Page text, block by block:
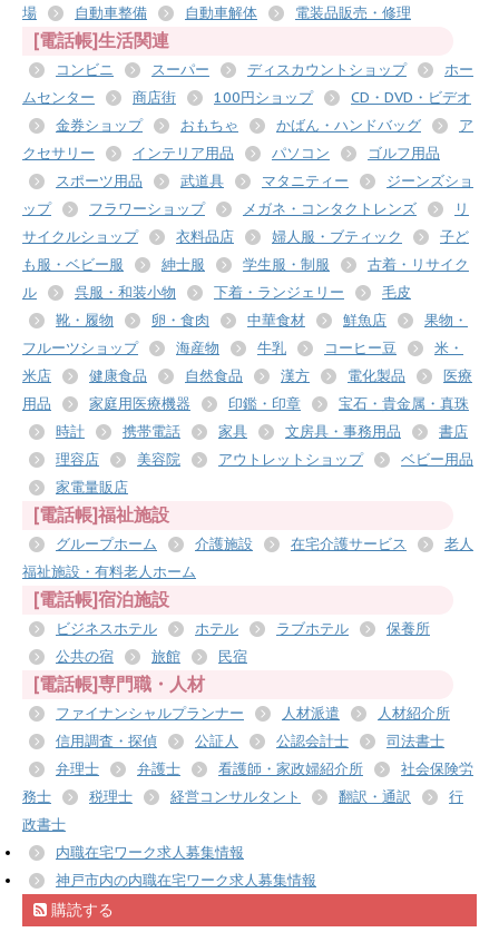
場
自動車整備 自動車解体 電装品販売・修理
[電話帳]生活関連
コンビニ スーパー ディスカウントショップ
ホー
ムセンター
商店街 100円ショップ
CD・DVD・ビデオ
金券ショップ
おもちゃ かばん・ハンドバッグ
ア
クセサリー
インテリア用品 パソコン
ゴルフ用品
スポーツ用品
武道具 マタニティー
ジーンズショ
ップ
フラワーショップ メガネ・コンタクトレンズ
リ
サイクルショップ
衣料品店 婦人服・ブティック
子ど
も服・ベビー服
紳士服 学生服・制服
古着・リサイク
ル
呉服・和装小物 下着・ランジェリー
毛皮
靴・履物
卵・食肉 中華食材 鮮魚店
果物・
フルーツショップ
海産物 牛乳 コーヒー豆
米・
米店
健康食品 自然食品 漢方 電化製品
医療
用品
家庭用医療機器 印鑑・印章
宝石・貴金属・真珠
時計
携帯電話 家具 文房具・事務用品
書店
理容店
美容院 アウトレットショップ
ベビー用品
家電量販店
[電話帳]福祉施設
グループホーム 介護施設 在宅介護サービス
老人
福祉施設・有料老人ホーム
[電話帳]宿泊施設
ビジネスホテル ホテル ラブホテル
保養所
公共の宿
旅館 民宿
[電話帳]専門職・人材
ファイナンシャルプランナー 人材派遣
人材紹介所
信用調査・探偵
公証人 公認会計士
司法書士
弁理士
弁護士 看護師・家政婦紹介所
社会保険労
務士
税理士 経営コンサルタント 翻訳・通訳
行
政書士
内職在宅ワーク求人募集情報
神戸市内の内職在宅ワーク求人募集情報
購読する